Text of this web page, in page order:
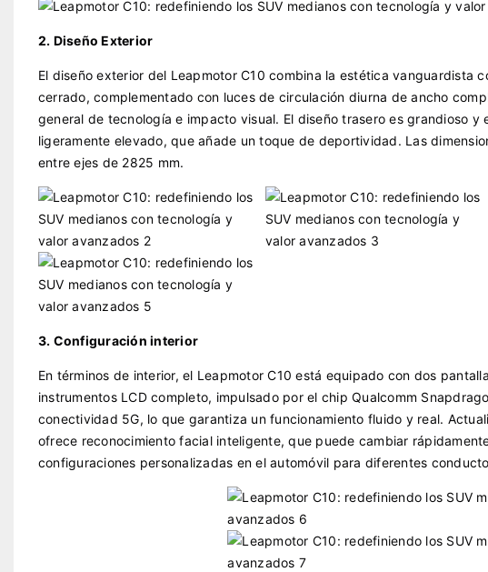
2. Diseño Exterior
El diseño exterior del Leapmotor C10 combina la estética vanguardista
cerrado, complementado con luces de circulación diurna de ancho
general de tecnología e impacto visual. El diseño trasero es grandioso
ligeramente elevado, que añade un toque de deportividad. Las
entre ejes de 2825 mm.
3. Configuración interior
En términos de interior, el Leapmotor C10 está equipado con dos
instrumentos LCD completo, impulsado por el chip Qualcomm
conectividad 5G, lo que garantiza un funcionamiento fluido y real.
ofrece reconocimiento facial inteligente, que puede cambiar
configuraciones personalizadas en el automóvil para diferentes